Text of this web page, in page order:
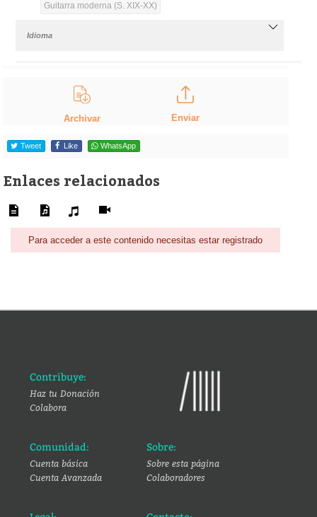
Guitarra moderna (S. XIX-XX)
Idioma
Archivar Enviar
Tweet Like WhatsApp
Enlaces relacionados
Para acceder a este contenido necesitas estar registrado
Contribuye:
Haz tu Donación
Colabora
Comunidad:
Cuenta básica
Cuenta Avanzada
Sobre:
Sobre esta página
Colaboradores